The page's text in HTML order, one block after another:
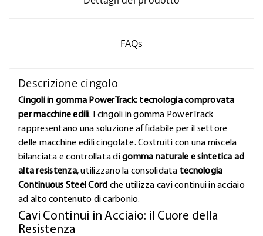
FAQs
Descrizione cingolo
Cingoli in gomma PowerTrack: tecnologia comprovata
per macchine edili. I cingoli in gomma PowerTrack
rappresentano una soluzione affidabile per il settore
delle macchine edili cingolate. Costruiti con una miscela
bilanciata e controllata digomma naturale e sintetica ad
alta resistenza, utilizzano la consolidata tecnologia
Continuous Steel Cord che utilizza cavi continui in acciaio
ad alto contenuto di carbonio.
Cavi Continui in Acciaio: il Cuore della
Resistenza